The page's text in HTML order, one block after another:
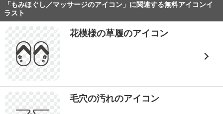
「もみほぐし／マッサージのアイコン」に関連する無料アイコンイ
ラスト
花模様の草履のアイコン
毛穴の汚れのアイコン